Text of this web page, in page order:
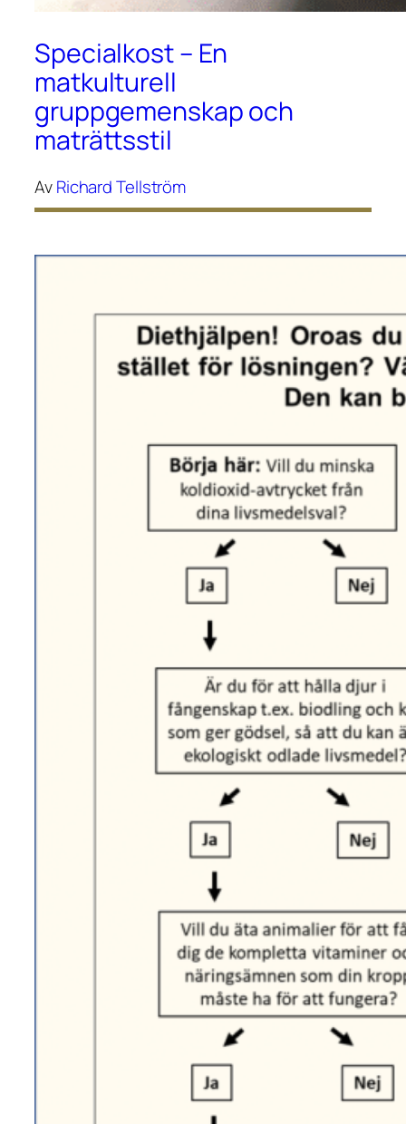
Specialkost – En
matkulturell
gruppgemenskap och
maträttsstil
AvRichard Tellström